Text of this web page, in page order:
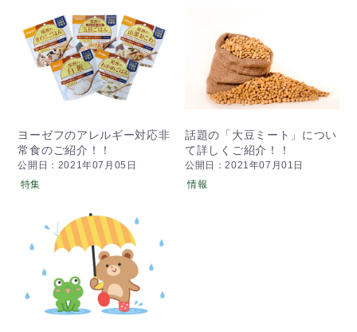
ヨーゼフのアレルギー対応非
常食のご紹介！！
公開日：2021年07月05日
特集
話題の「大豆ミート」につい
て詳しくご紹介！！
公開日：2021年07月01日
情報